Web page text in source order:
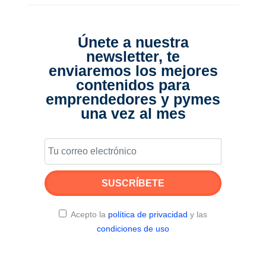
Únete a nuestra
newsletter, te
enviaremos los mejores
contenidos para
emprendedores y pymes
una vez al mes
SUSCRÍBETE
Acepto la política de privacidad y las
condiciones de uso